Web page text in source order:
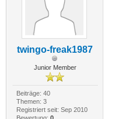
twingo-freak1987
Junior Member
Beiträge: 40
Themen: 3
Registriert seit: Sep 2010